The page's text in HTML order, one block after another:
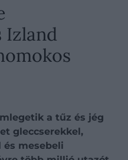
Izland
a tűz és jég
gleccserekkel,
és mesebeli